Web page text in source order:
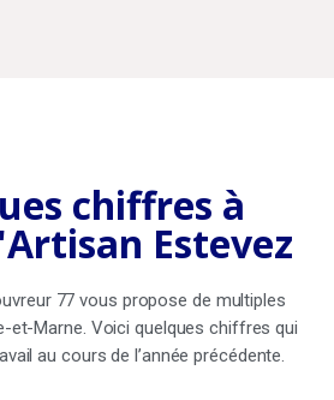
chiffres à
Estevez
77 vous propose de multiples
et-Marne. Voici quelques chiffres qui
au cours de l’année précédente.